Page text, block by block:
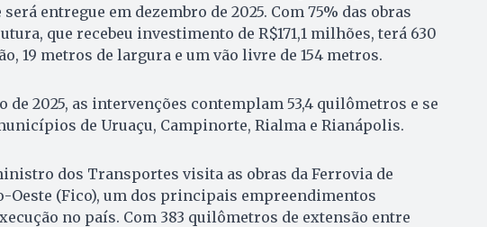
entregue em dezembro de 2025. Com 75% das obras
que recebeu investimento de R$171,1 milhões, terá 630
19 metros de largura e um vão livre de 154 metros.
de 2025, as intervenções contemplam 53,4 quilômetros e se
de Uruaçu, Campinorte, Rialma e Rianápolis.
dos Transportes visita as obras da Ferrovia de
Oeste (Fico), um dos principais empreendimentos
no país. Com 383 quilômetros de extensão entre